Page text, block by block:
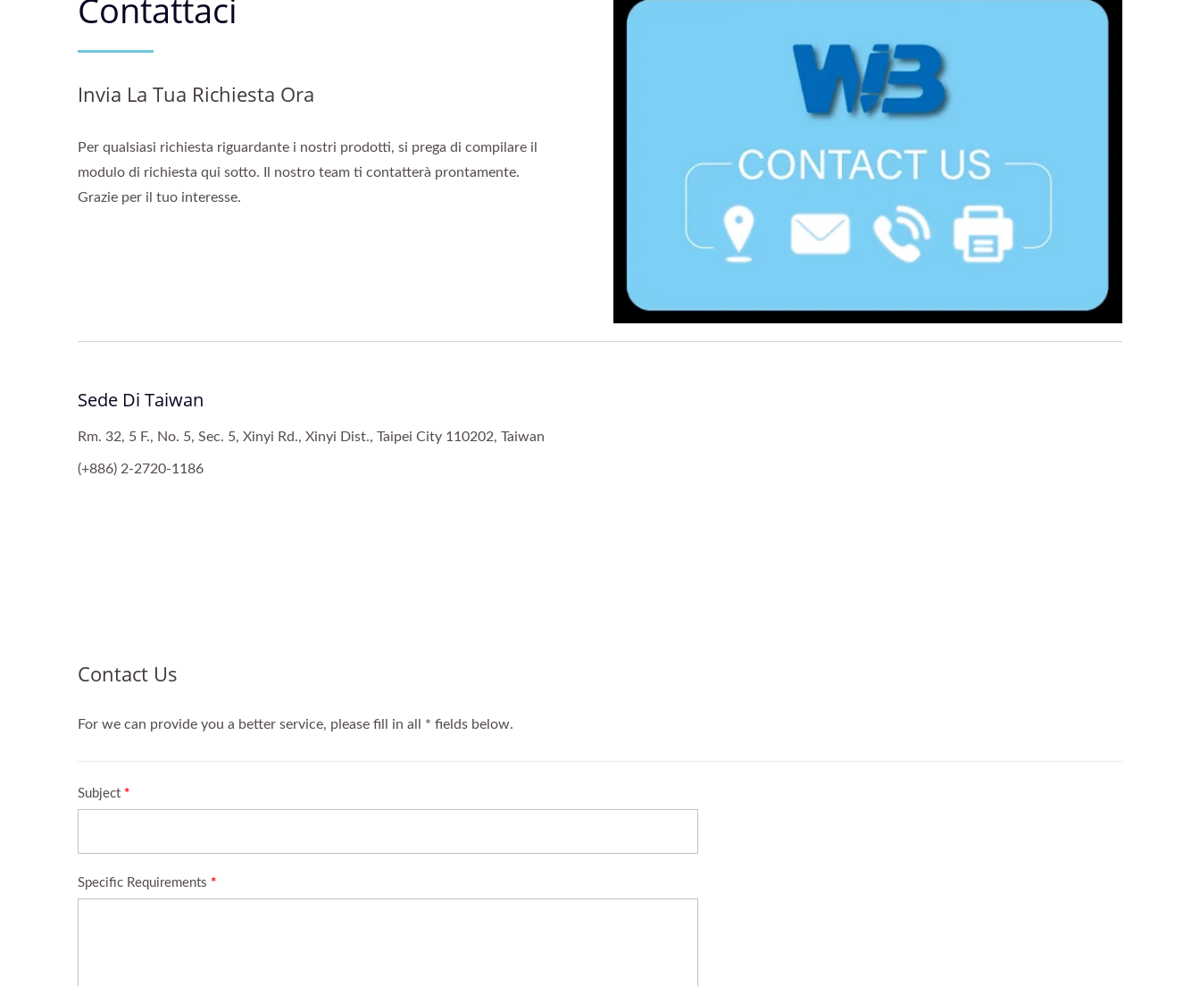
Contattaci
Invia La Tua Richiesta Ora
Per qualsiasi richiesta riguardante i nostri prodotti, si prega di compilare il
modulo di richiesta qui sotto. Il nostro team ti contatterà prontamente.
Grazie per il tuo interesse.
Sede Di Taiwan
Rm. 32, 5 F., No. 5, Sec. 5, Xinyi Rd., Xinyi Dist., Taipei City 110202, Taiwan
(+886) 2-2720-1186